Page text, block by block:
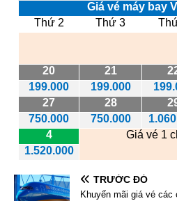
Giá vé máy bay
Thứ 2
Thứ 3
20
21
199.000
199.000
27
28
750.000
750.000
4
Giá vé 1
1.520.000
TRƯỚC ĐÓ
Khuyến mãi giá vé